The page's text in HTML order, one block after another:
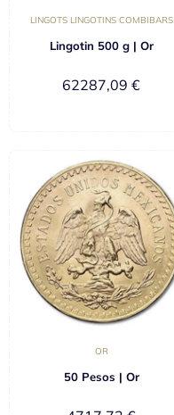
LINGOTS LINGOTINS COMBIBARS
Lingotin 500 g | Or
62287,09 €
OR
50 Pesos | Or